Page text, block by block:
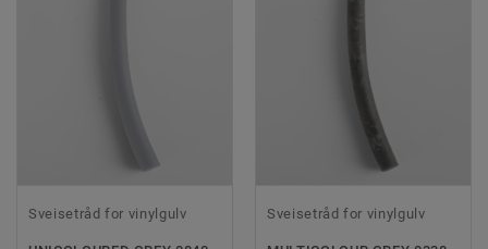
Sveisetråd for vinylgulv Sveisetråd for vinylgulv